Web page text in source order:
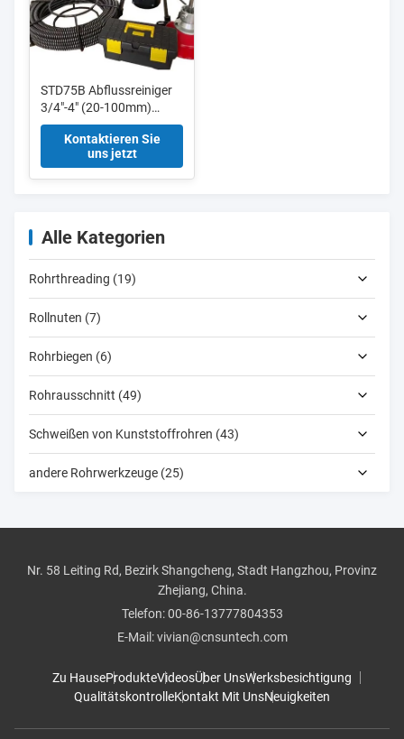
STD75B Abflussreiniger
3/4"-4" (20-100mm)
Abflussreiniger mit
16mm, 22mm, 30mm
Kontaktieren Sie
uns jetzt
Alle Kategorien
Rohrthreading (19)
Rollnuten (7)
Rohrbiegen (6)
Rohrausschnitt (49)
Schweißen von Kunststoffrohren (43)
andere Rohrwerkzeuge (25)
Nr. 58 Leiting Rd, Bezirk Shangcheng, Stadt Hangzhou, Provinz
Zhejiang, China.
Telefon:00-86-13777804353
E-Mail:vivian@cnsuntech.com
Zu HauseProdukteVideosÜber UnsWerksbesichtigung
QualitätskontrolleKontakt Mit UnsNeuigkeiten